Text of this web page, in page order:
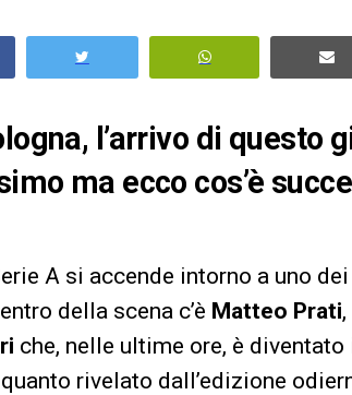
l’arrivo di questo
ma ecco cos’è
A si accende intorno a uno
della scena c’è Matteo Prati
che, nelle ultime ore, è
rivelato dall’edizione